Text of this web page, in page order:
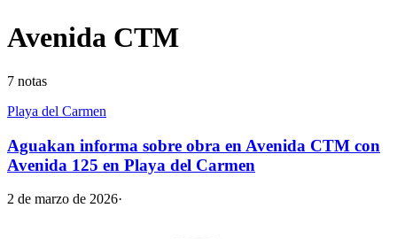
Avenida CTM
7 notas
Playa del Carmen
Aguakan informa sobre obra en Avenida CTM con
Avenida 125 en Playa del Carmen
2 de marzo de 2026·